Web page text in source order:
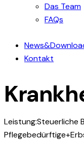
Das Team
FAQs
Kontakt
Leistung:Steuerliche
Pflegebedürftige+